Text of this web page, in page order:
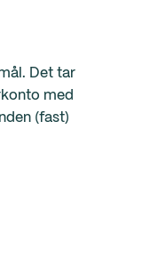
Det tar
med
(fast)